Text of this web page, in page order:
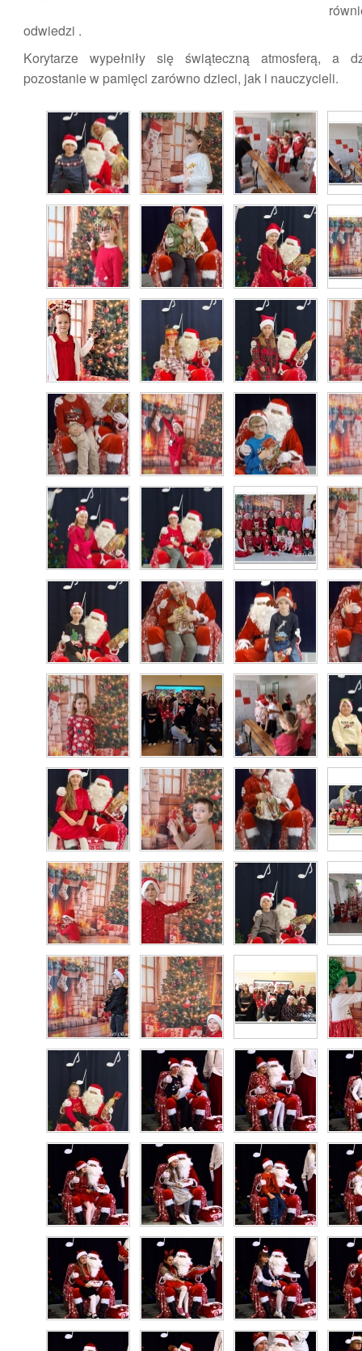
odwiedzi .
Korytarze wypełniły się świąteczną atmosferą, a
pozostanie w pamięci zarówno dzieci, jak i nauczycieli.